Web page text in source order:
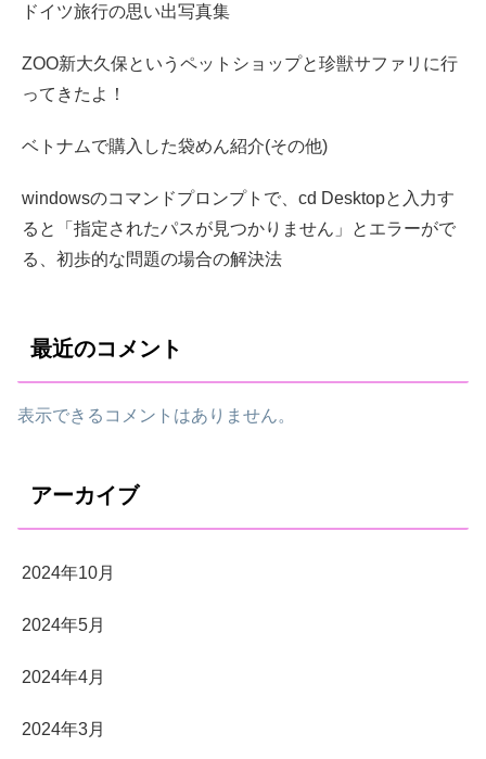
ドイツ旅行の思い出写真集
ZOO新大久保というペットショップと珍獣サファリに行
ってきたよ！
ベトナムで購入した袋めん紹介(その他)
windowsのコマンドプロンプトで、cd Desktopと入力す
ると「指定されたパスが見つかりません」とエラーがで
る、初歩的な問題の場合の解決法
最近のコメント
表示できるコメントはありません。
アーカイブ
2024年10月
2024年5月
2024年4月
2024年3月